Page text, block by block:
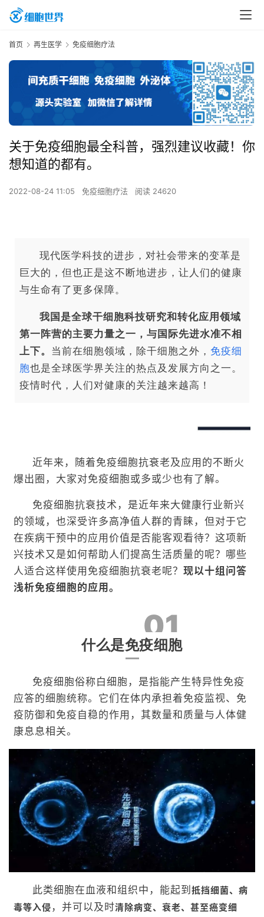
首页 再生医学 免疫细胞疗法
关于免疫细胞最全科普，强烈建议收藏！你
想知道的都有。
2022-08-24 11:05 免疫细胞疗法 阅读 24620
现代医学科技的进步，对社会带来的变革是
巨大的，但也正是这不断地进步，让人们的健康
与生命有了更多保障。
我国是全球干细胞科技研究和转化应用领域
第一阵营的主要力量之一，与国际先进水准不相
上下。 当前在细胞领域，除干细胞之外， 免疫细
胞也是全球医学界关注的热点及发展方向之一。
疫情时代，人们对健康的关注越来越高！
近年来，随着免疫细胞抗衰老及应用的不断火
爆出圈，大家对免疫细胞或多或少也有了解。
免疫细胞抗衰技术，是近年来大健康行业新兴
的领域，也深受许多高净值人群的青睐，但对于它
在疾病干预中的应用价值是否能客观看待？这项新
兴技术又是如何帮助人们提高生活质量的呢？哪些
人适合这样使用免疫细胞抗衰老呢？ 现以十组问答
浅析免疫细胞的应用。
01
什么是免疫细胞
免疫细胞俗称白细胞，是指能产生特异性免疫
应答的细胞统称。它们在体内承担着免疫监视、免
疫防御和免疫自稳的作用，其数量和质量与人体健
康息息相关。
此类细胞在血液和组织中，能起到 抵挡细菌、病
毒等入侵 ，并可以及时清除病变、衰老、甚至癌变细